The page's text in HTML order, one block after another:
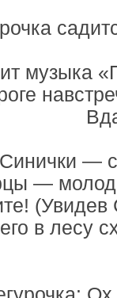
музыка
—
—
(Увидев
в лесу